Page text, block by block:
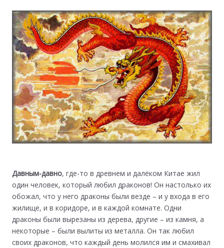
Давным-давно, где-то в древнем и далёком Китае жил
один человек, который любил драконов! Он настолько их
обожал, что у него драконы были везде – и у входа в его
жилище, и в коридоре, и в каждой комнате. Одни
драконы были вырезаны из дерева, другие – из камня, а
некоторые – были вылиты из металла. Он так любил
своих драконов, что каждый день молился им и смахивал